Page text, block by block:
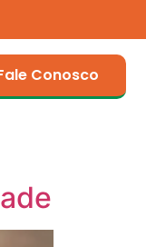
Conosco